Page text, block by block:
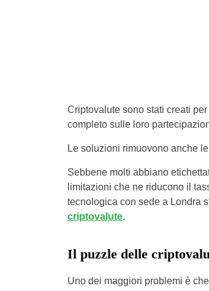
Criptovalute sono stati creati
completo sulle loro
Le soluzioni rimuovono anche
Sebbene molti abbiano
limitazioni che ne riducono il
tecnologica con sede a Londra
criptovalute.
Il puzzle delle
Uno dei maggiori problemi è